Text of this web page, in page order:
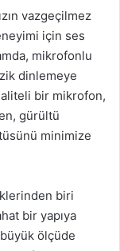
vazgeçilmez
için ses
mikrofonlu
dinlemeye
bir mikrofon,
gürültü
minimize
biri
bir yapıya
ölçüde